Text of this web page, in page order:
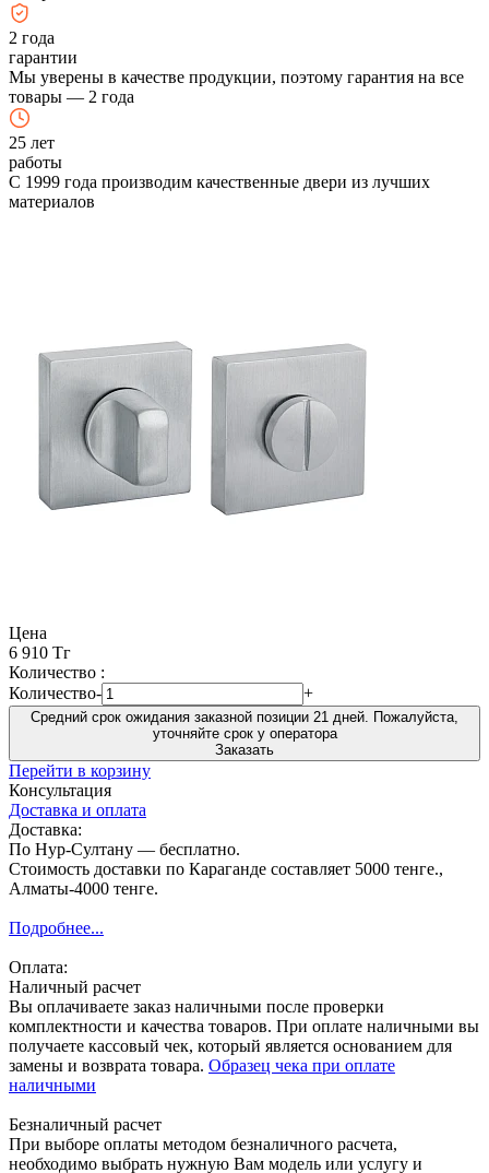
2 года
гарантии
Мы уверены в качестве продукции, поэтому гарантия на все
товары — 2 года
25 лет
работы
С 1999 года производим качественные двери из лучших
материалов
Цена
6 910 Тг
Количество :
Количество- +
Средний срок ожидания заказной позиции 21 дней. Пожалуйста,
уточняйте срок у оператора
Заказать
Перейти в корзину
Консультация
Доставка и оплата
Доставка:
По Нур-Султану — бесплатно.
Стоимость доставки по Караганде составляет 5000 тенге.,
Алматы-4000 тенге.
Подробнее...
Оплата:
Наличный расчет
Вы оплачиваете заказ наличными после проверки
комплектности и качества товаров. При оплате наличными вы
получаете кассовый чек, который является основанием для
замены и возврата товара. Образец чека при оплате
наличными
Безналичный расчет
При выборе оплаты методом безналичного расчета,
необходимо выбрать нужную Вам модель или услугу и